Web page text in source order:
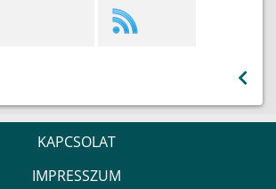
KAPCSOLAT
IMPRESSZUM